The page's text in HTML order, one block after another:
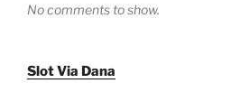
No comments to show.
Slot Via Dana